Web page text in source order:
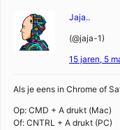
Jaja..
(@jaja-1)
15 jaren, 5
Als je eens in Chrome of
Op: CMD + A drukt (Mac)
Of: CNTRL + A drukt (PC)